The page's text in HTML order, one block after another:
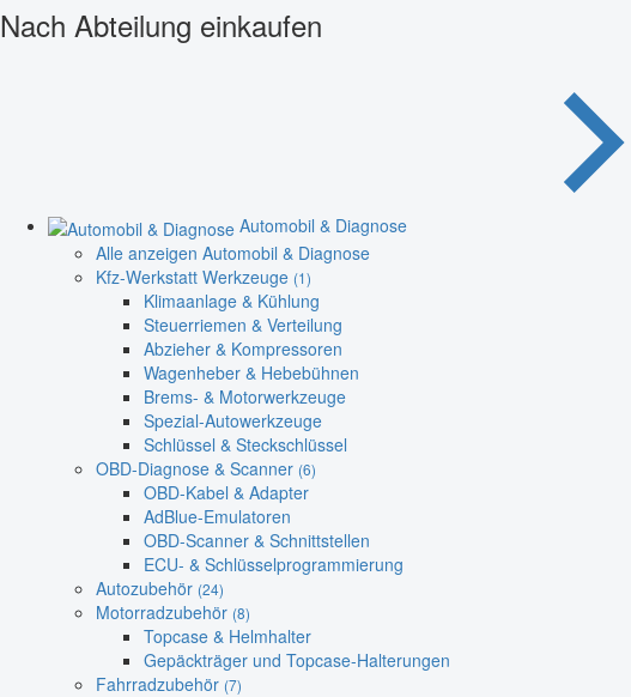
Nach Abteilung einkaufen
Automobil & Diagnose
Alle anzeigen Automobil & Diagnose
Kfz-Werkstatt Werkzeuge (1)
Klimaanlage & Kühlung
Steuerriemen & Verteilung
Abzieher & Kompressoren
Wagenheber & Hebebühnen
Brems- & Motorwerkzeuge
Spezial-Autowerkzeuge
Schlüssel & Steckschlüssel
OBD-Diagnose & Scanner (6)
OBD-Kabel & Adapter
AdBlue-Emulatoren
OBD-Scanner & Schnittstellen
ECU- & Schlüsselprogrammierung
Autozubehör (24)
Motorradzubehör (8)
Topcase & Helmhalter
Gepäckträger und Topcase-Halterungen
Fahrradzubehör (7)